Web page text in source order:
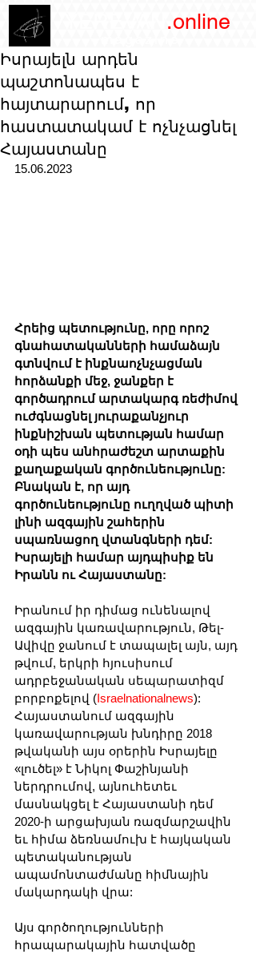
.online
Իսրայելն արդեն
պաշտոնապես է
հայտարարում, որ
հաստատակամ է ոչնչացնել
Հայաստանը
15.06.2023
Հրեից պետությունը, որը որոշ
գնահատականների համաձայն
գտնվում է ինքնաոչնչացման
հորձանքի մեջ, ջանքեր է
գործադրում արտակարգ ռեժիմով
ուժգնացնել յուրաքանչյուր
ինքնիշխան պետության համար
օդի պես անհրաժեշտ արտաքին
քաղաքական գործունեությունը:
Բնական է, որ այդ
գործունեությունը ուղղված պիտի
լինի ազգային շահերին
սպառնացող վտանգների դեմ:
Իսրայելի համար այդպիսիք են
Իրանն ու Հայաստանը:
Իրանում իր դիմաց ունենալով
ազգային կառավարություն, Թել-
Ավիվը ջանում է տապալել այն, այդ
թվում, երկրի հյուսիսում
ադրբեջանական սեպարատիզմ
բորբոքելով (Israelnationalnews):
Հայաստանում ազգային
կառավարության խնդիրը 2018
թվականի այս օրերին Իսրայելը
«լուծել» է Նիկոլ Փաշինյանի
ներդրումով, այնուհետեւ
մասնակցել է Հայաստանի դեմ
2020-ի արցախյան ռազմարշավին
եւ հիմա ձեռնամուխ է հայկական
պետականության
ապամոնտաժմանը հիմնային
մակարդակի վրա:
Այս գործողությունների
հրապարակային հատվածը